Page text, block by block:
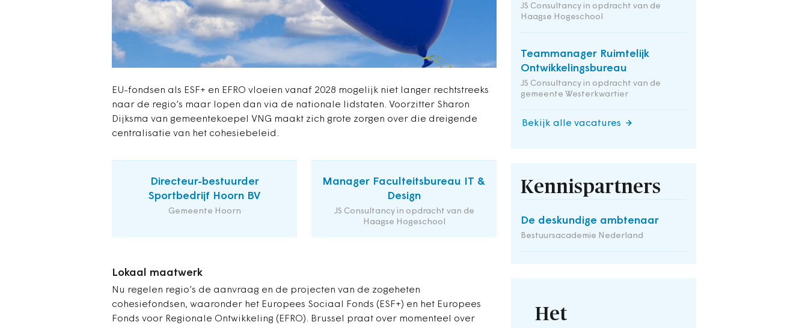
EU-fondsen als ESF+ en EFRO vloeien vanaf 2028 mogelijk niet langer rechtstreeks
naar de regio’s maar lopen dan via de nationale lidstaten. Voorzitter Sharon
Dijksma van gemeentekoepel VNG maakt zich grote zorgen over die dreigende
centralisatie van het cohesiebeleid.
Directeur-bestuurder
Sportbedrijf Hoorn BV
Gemeente Hoorn
Manager Faculteitsbureau IT &
Design
JS Consultancy in opdracht van de
Haagse Hogeschool
Lokaal maatwerk
Nu regelen regio’s de aanvraag en de projecten van de zogeheten
cohesiefondsen, waaronder het Europees Sociaal Fonds (ESF+) en het Europees
Fonds voor Regionale Ontwikkeling (EFRO). Brussel praat over momenteel over
JS Consultancy in opdracht van de
Haagse Hogeschool
Teammanager Ruimtelijk
Ontwikkelingsbureau
JS Consultancy in opdracht van de
gemeente Westerkwartier
Bekijk alle vacatures
Kennispartners
De deskundige ambtenaar
Bestuursacademie Nederland
Het